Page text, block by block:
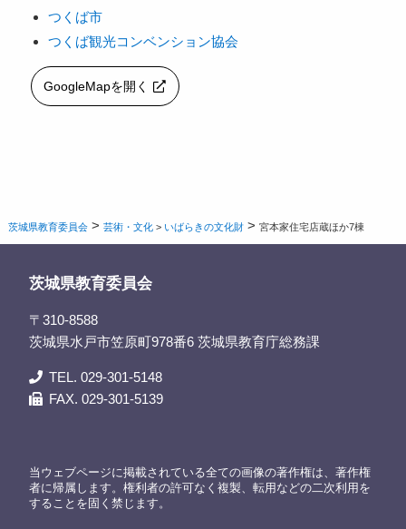
つくば市
つくば観光コンベンション協会
GoogleMapを開く
茨城県教育委員会 >芸術・文化 > いばらきの文化財 >宮本家住宅店蔵ほか7棟
茨城県教育委員会
〒310-8588
茨城県水戸市笠原町978番6 茨城県教育庁総務課
TEL. 029-301-5148
FAX. 029-301-5139
当ウェブページに掲載されている全ての画像の著作権は、著作権
者に帰属します。権利者の許可なく複製、転用などの二次利用を
することを固く禁じます。